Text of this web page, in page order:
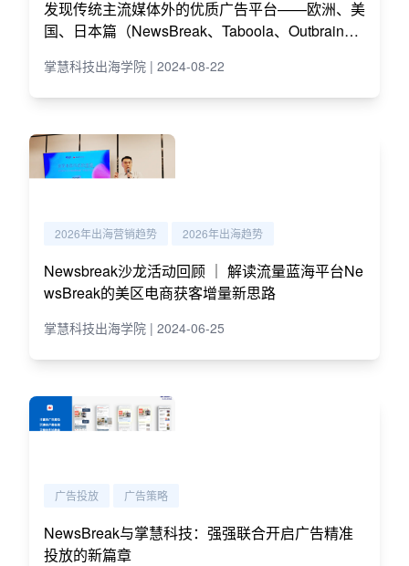
发现传统主流媒体外的优质广告平台——欧洲、美
国、日本篇（NewsBreak、Taboola、Outbrain
掌慧科技出海学院 | 2024-08-22
2026年出海营销趋势 2026年出海趋势
Newsbreak沙龙活动回顾 ｜ 解读流量蓝海平台Ne
wsBreak的美区电商获客增量新思路
掌慧科技出海学院 | 2024-06-25
广告投放 广告策略
NewsBreak与掌慧科技：强强联合开启广告精准
投放的新篇章